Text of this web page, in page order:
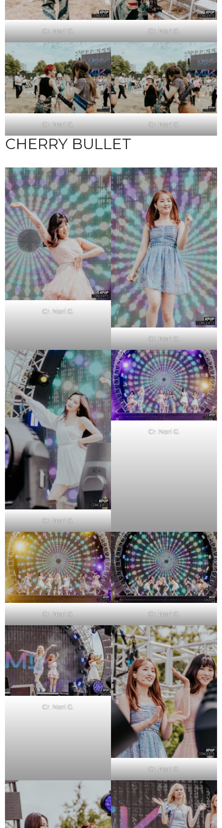
Cr. Nori G. Cr. Nori G.
Cr. Nori G. Cr. Nori G.
CHERRY BULLET
Cr. Nori G.
Cr. Nori G.
Cr. Nori G.
Cr. Nori G.
Cr. Nori G. Cr. Nori G.
Cr. Nori G.
Cr. Nori G.